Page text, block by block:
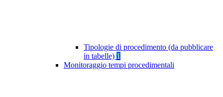
Tipologie di procedimento (da pubblicare
in tabelle) 1
Monitoraggio tempi procedimentali